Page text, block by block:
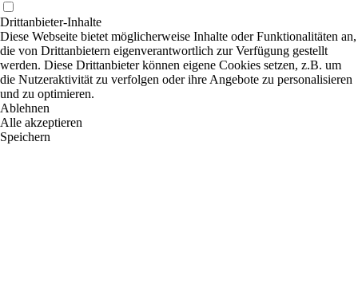
Drittanbieter-Inhalte
Diese Webseite bietet möglicherweise Inhalte oder Funktionalitäten an,
die von Drittanbietern eigenverantwortlich zur Verfügung gestellt
werden. Diese Drittanbieter können eigene Cookies setzen, z.B. um
die Nutzeraktivität zu verfolgen oder ihre Angebote zu personalisieren
und zu optimieren.
Ablehnen
Alle akzeptieren
Speichern